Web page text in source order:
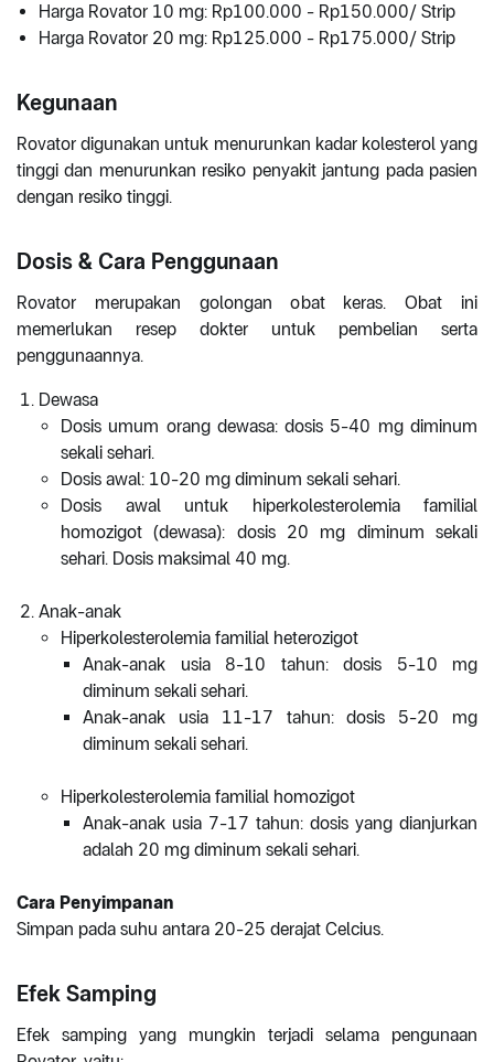
Harga Rovator 10 mg: Rp100.000 - Rp150.000/ Strip
Harga Rovator 20 mg: Rp125.000 - Rp175.000/ Strip
Kegunaan
Rovator digunakan untuk menurunkan kadar kolesterol yang
tinggi dan menurunkan resiko penyakit jantung pada pasien
dengan resiko tinggi.
Dosis & Cara Penggunaan
Rovator merupakan golongan obat keras. Obat ini
memerlukan resep dokter untuk pembelian serta
penggunaannya.
Dewasa
Dosis umum orang dewasa: dosis 5-40 mg diminum
sekali sehari.
Dosis awal: 10-20 mg diminum sekali sehari.
Dosis awal untuk hiperkolesterolemia familial
homozigot (dewasa): dosis 20 mg diminum sekali
sehari. Dosis maksimal 40 mg.
Anak-anak
Hiperkolesterolemia familial heterozigot
Anak-anak usia 8-10 tahun: dosis 5-10 mg
diminum sekali sehari.
Anak-anak usia 11-17 tahun: dosis 5-20 mg
diminum sekali sehari.
Hiperkolesterolemia familial homozigot
Anak-anak usia 7-17 tahun: dosis yang dianjurkan
adalah 20 mg diminum sekali sehari.
Cara Penyimpanan
Simpan pada suhu antara 20-25 derajat Celcius.
Efek Samping
Efek samping yang mungkin terjadi selama pengunaan